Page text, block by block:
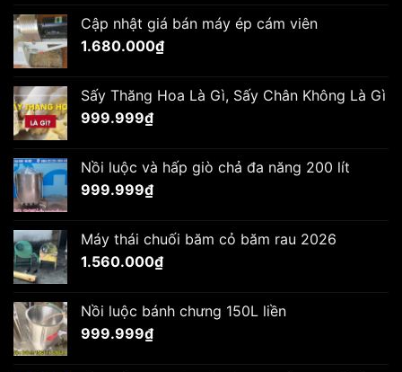
Cập nhật giá bán máy ép cám viên
1.680.000₫
Sấy Thăng Hoa Là Gì, Sấy Chân Không Là Gì
999.999₫
Nồi luộc và hấp giò chả đa năng 200 lít
999.999₫
Máy thái chuối băm cỏ băm rau 2026
1.560.000₫
Nồi luộc bánh chưng 150L liền
999.999₫